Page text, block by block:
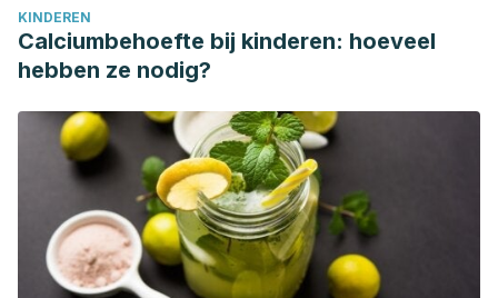
KINDEREN
Calciumbehoefte bij kinderen: hoeveel
hebben ze nodig?